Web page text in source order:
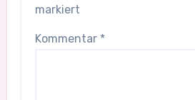
markiert
Kommentar *